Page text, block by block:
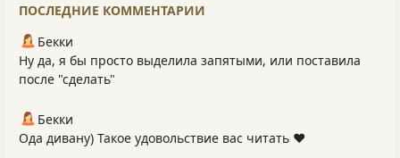
ПОСЛЕДНИЕ КОММЕНТАРИИ
Бекки
Ну да, я бы просто выделила запятыми, или поставила
после "сделать"
Бекки
Ода дивану) Такое удовольствие вас читать ❤️